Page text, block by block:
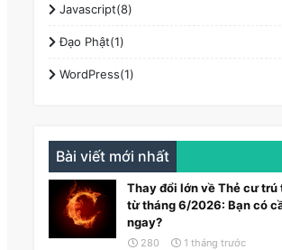
Javascript(8)
Đạo Phật(1)
WordPress(1)
Bài viết mới nhất
Thay đổi lớn về Thẻ cư trú
từ tháng 6/2026: Bạn có
ngay?
280 1 tháng trước